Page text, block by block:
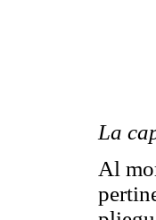
La
Al